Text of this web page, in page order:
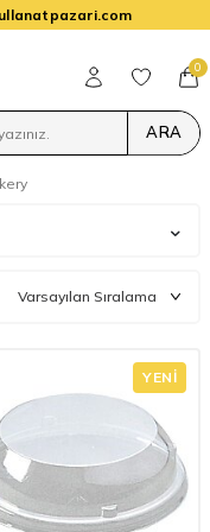
ARA
0
YENI